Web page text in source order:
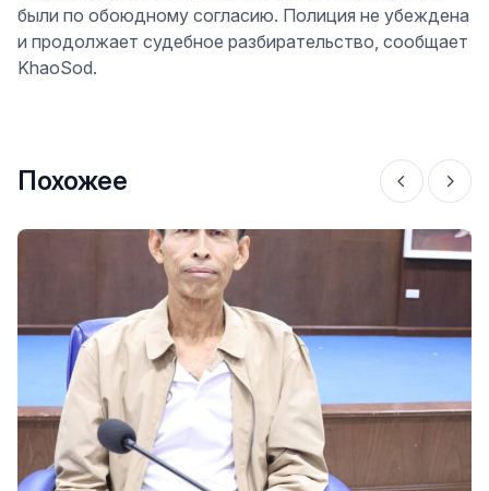
были по обоюдному согласию. Полиция не убеждена
и продолжает судебное разбирательство, сообщает
KhaoSod.
Похожее